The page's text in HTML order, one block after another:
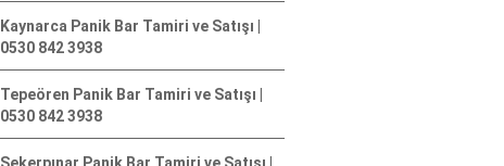
Kaynarca Panik Bar Tamiri ve Satışı |
0530 842 3938
Tepeören Panik Bar Tamiri ve Satışı |
0530 842 3938